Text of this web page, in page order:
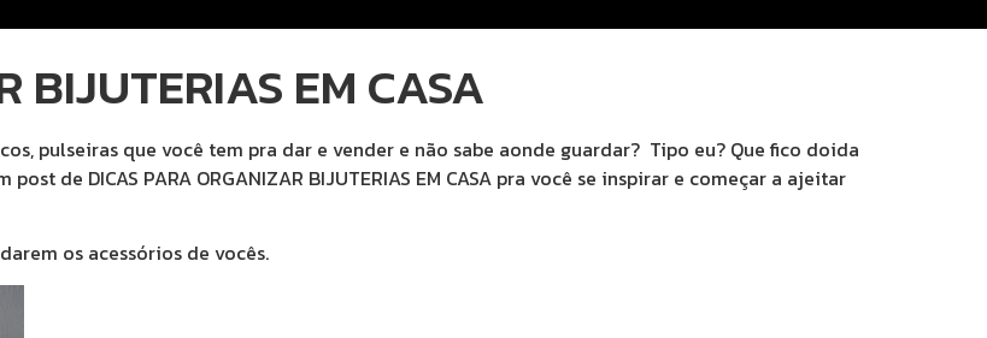
BIJUTERIAS EM CASA
pulseiras que você tem pra dar e vender e não sabe aonde guardar? Tipo eu? Que fico doida
de DICAS PARA ORGANIZAR BIJUTERIAS EM CASA pra você se inspirar e começar a ajeitar
os acessórios de vocês.